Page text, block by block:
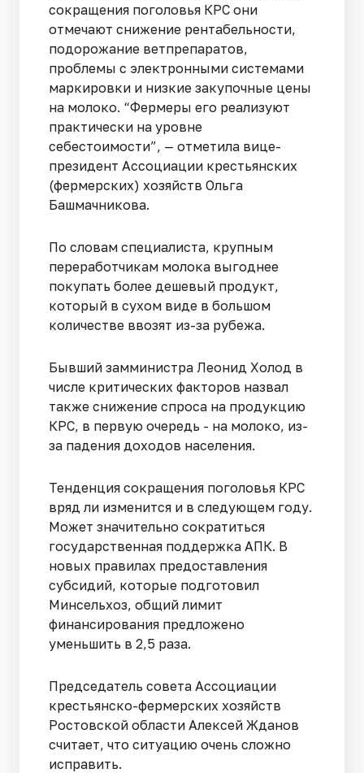
сокращения поголовья КРС они
отмечают снижение рентабельности,
подорожание ветпрепаратов,
проблемы с электронными системами
маркировки и низкие закупочные цены
на молоко. “Фермеры его реализуют
практически на уровне
себестоимости”, — отметила вице-
президент Ассоциации крестьянских
(фермерских) хозяйств Ольга
Башмачникова.
По словам специалиста, крупным
переработчикам молока выгоднее
покупать более дешевый продукт,
который в сухом виде в большом
количестве ввозят из-за рубежа.
Бывший замминистра Леонид Холод в
числе критических факторов назвал
также снижение спроса на продукцию
КРС, в первую очередь - на молоко, из-
за падения доходов населения.
Тенденция сокращения поголовья КРС
вряд ли изменится и в следующем году.
Может значительно сократиться
государственная поддержка АПК. В
новых правилах предоставления
субсидий, которые подготовил
Минсельхоз, общий лимит
финансирования предложено
уменьшить в 2,5 раза.
Председатель совета Ассоциации
крестьянско-фермерских хозяйств
Ростовской области Алексей Жданов
считает, что ситуацию очень сложно
исправить.